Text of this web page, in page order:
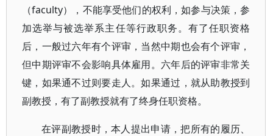
（faculty），不能享受他们的权利，如参与决策，参
加选举与被选举系主任等行政职务。有了任职资格
后，一般过六年有个评审，当然中期也会有个评审，
但中期评审不会影响具体雇用。六年后的评审非常关
键，如果通不过则要走人。如果通过，就从助教授到
副教授，有了副教授就有了终身任职资格。
在评副教授时，本人提出申请，把所有的履历、